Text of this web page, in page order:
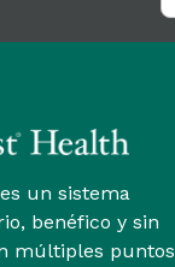
un sistema
benéfico y sin
múltiples puntos